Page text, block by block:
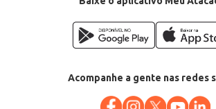
Acompanhe a gente nas redes